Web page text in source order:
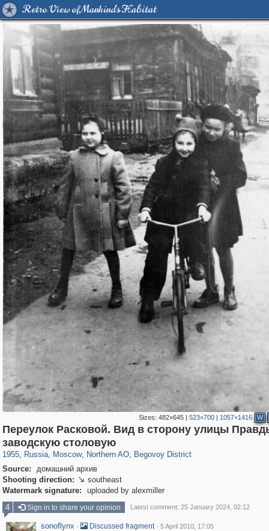
Retro View of Mankind's Habitat
Sizes: 482×645| 523×700| 1057×1416 W
Переулок Расковой. Вид в сторону улицы
заводскую столовую
1955, Russia
1,407,857 29,263
, Moscow
319,968 8,295
, Northern AO
22,549 598
, Begovoy District
Source:
домашний архив
Shooting direction:  southeast
Watermark signature:
uploaded by alexmiller
4
Sign in to share your opinion Latest comment: 25 January 2024, 02:12
sonoflynx · Discussed fragment · 5 April 2010, 17:05